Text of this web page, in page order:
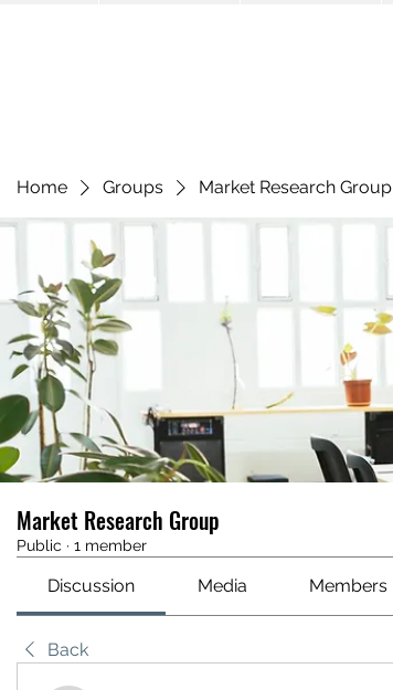
Home Groups Market Research Group
Market Research Group
Public · 1 member
Discussion Media Members
Back